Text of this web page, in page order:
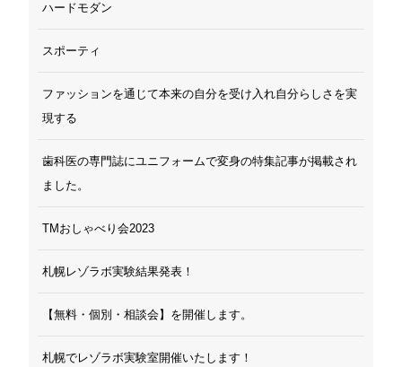
ハードモダン
スポーティ
ファッションを通じて本来の自分を受け入れ自分らしさを実
現する
歯科医の専門誌にユニフォームで変身の特集記事が掲載され
ました。
TMおしゃべり会2023
札幌レゾラボ実験結果発表！
【無料・個別・相談会】を開催します。
札幌でレゾラボ実験室開催いたします！